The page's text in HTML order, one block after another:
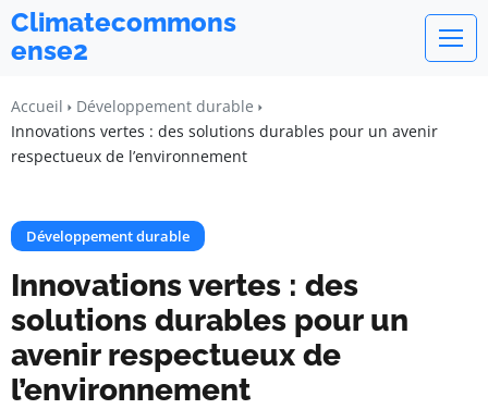
Climatecommons
ense2
Accueil
Développement durable
Innovations vertes : des solutions durables pour un avenir
respectueux de l’environnement
Développement durable
Innovations vertes : des
solutions durables pour un
avenir respectueux de
l’environnement